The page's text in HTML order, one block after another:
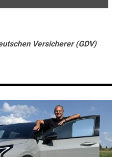
Versicherer (GDV)